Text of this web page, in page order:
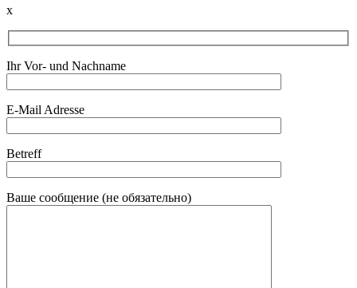
x
Ihr Vor- und Nachname
E-Mail Adresse
Betreff
Ваше сообщение (не обязательно)